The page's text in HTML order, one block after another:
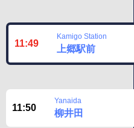
11:49
Kamigo Station
上郷駅前
11:50
Yanaida
柳井田